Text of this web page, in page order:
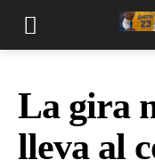
La gira
lleva al